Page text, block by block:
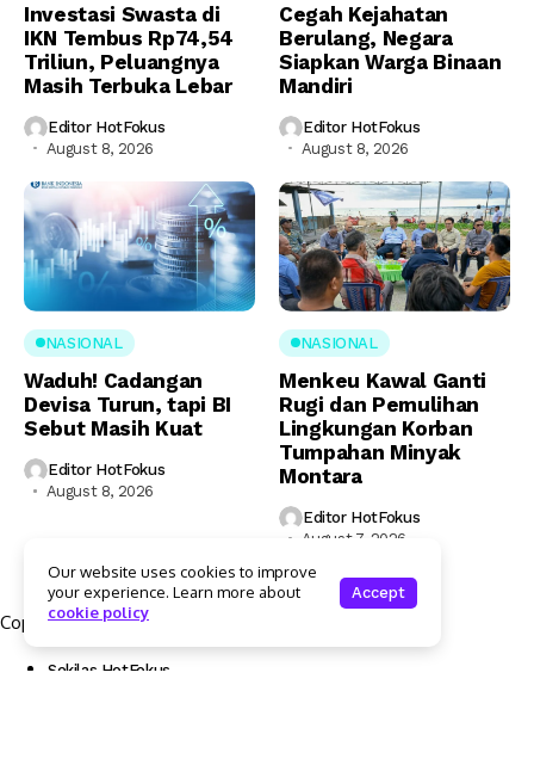
Investasi Swasta di
IKN Tembus Rp74,54
Triliun, Peluangnya
Masih Terbuka Lebar
Editor HotFokus
August 8, 2026
Cegah Kejahatan
Berulang, Negara
Siapkan Warga Binaan
Mandiri
Editor HotFokus
August 8, 2026
NASIONAL
Waduh! Cadangan
Devisa Turun, tapi BI
Sebut Masih Kuat
Editor HotFokus
August 8, 2026
NASIONAL
Menkeu Kawal Ganti
Rugi dan Pemulihan
Lingkungan Korban
Tumpahan Minyak
Montara
Editor HotFokus
August 7, 2026
Copyright © 2025 Hotfokus.com | All rights reserved
Sekilas HotFokus
Our website uses cookies to improve
your experience. Learn more about
cookie policy
Accept